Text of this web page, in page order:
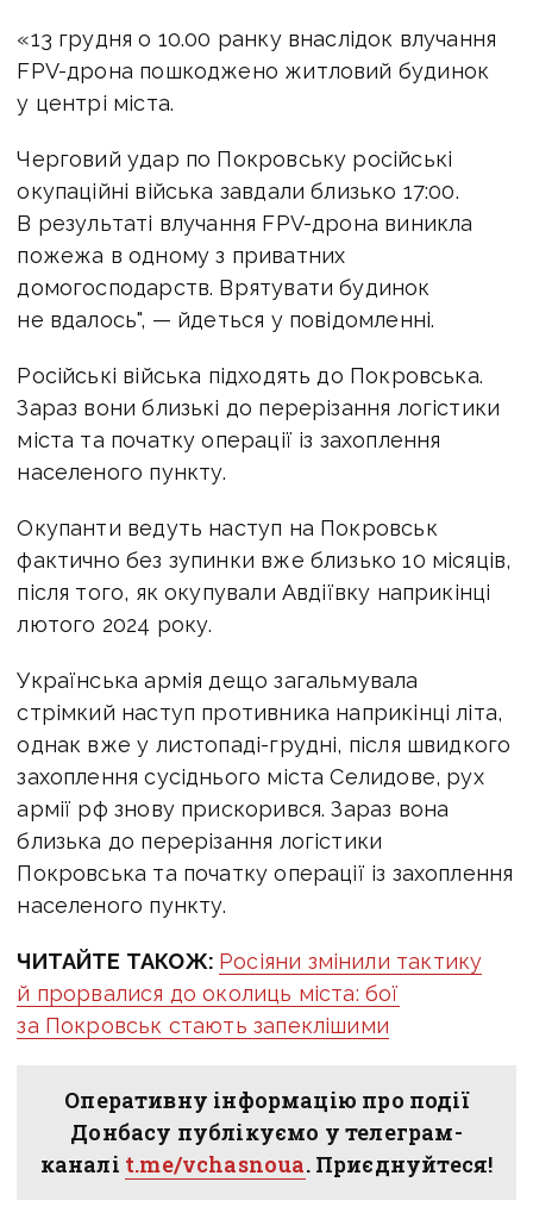
«13 грудня о 10.00 ранку внаслідок влучання
FPV-дрона пошкоджено житловий будинок
у центрі міста.
Черговий удар по Покровську російські
окупаційні війська завдали близько 17:00.
В результаті влучання FPV-дрона виникла
пожежа в одному з приватних
домогосподарств. Врятувати будинок
не вдалось", — йдеться у повідомленні.
Російські війська підходять до Покровська.
Зараз вони близькі до перерізання логістики
міста та початку операції із захоплення
населеного пункту.
Окупанти ведуть наступ на Покровськ
фактично без зупинки вже близько 10 місяців,
після того, як окупували Авдіївку наприкінці
лютого 2024 року.
Українська армія дещо загальмувала
стрімкий наступ противника наприкінці літа,
однак вже у листопаді-грудні, після швидкого
захоплення сусіднього міста Селидове, рух
армії рф знову прискорився. Зараз вона
близька до перерізання логістики
Покровська та початку операції із захоплення
населеного пункту.
ЧИТАЙТЕ ТАКОЖ: Росіяни змінили тактику
й прорвалися до околиць міста: бої
за Покровськ стають запеклішими
Оперативну інформацію про події
Донбасу публікуємо у телеграм-
каналі t.me/vchasnoua. Приєднуйтеся!